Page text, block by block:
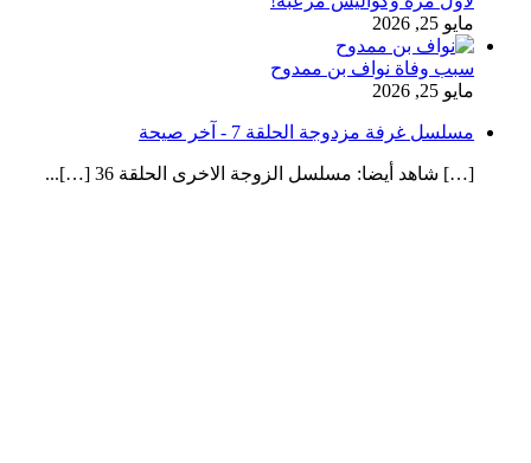
مايو 25, 2026
سبب وفاة نواف بن ممدوح
مايو 25, 2026
مسلسل غرفة مزدوجة الحلقة 7 - آخر صيحة
[…] شاهد أيضا: مسلسل الزوجة الاخرى الحلقة 36 […]...